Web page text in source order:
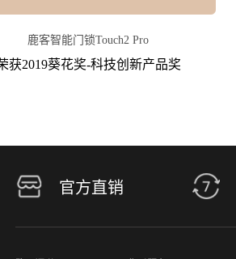
鹿客智能门锁Touch2 Pro
获2019葵花奖-科技创新产品奖
官方直销